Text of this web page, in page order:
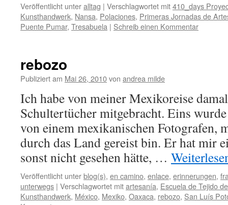
Veröffentlicht unteralltag | Verschlagwortet mit410_days
Kunsthandwerk, Nansa, Polaciones, Primeras Jornadas de
Puente Pumar, Tresabuela | Schreib einen Kommentar
rebozo
Publiziert am Mai 26, 2010von andrea milde
Ich habe von meiner Mexikoreise
Schultertücher mitgebracht. Eins
von einem mexikanischen Fotografen,
durch das Land gereist bin. Er hat mir
sonst nicht gesehen hätte, …
Veröffentlicht unterblog(s), en camino, enlace, erinnerungen,
unterwegs | Verschlagwortet mitartesanía, Escuela de Tejido
Kunsthandwerk, México, Mexiko, Oaxaca, rebozo, San Luís